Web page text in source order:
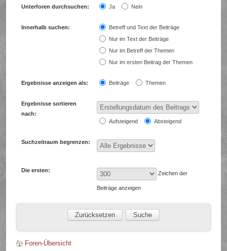
Unterforen durchsuchen: Ja Nein
Innerhalb suchen:
Betreff und Text der Beiträge
Nur im Text der Beiträge
Nur im Betreff der Themen
Nur im ersten Beitrag der Themen
Ergebnisse anzeigen als: Beiträge Themen
Ergebnisse sortieren
nach:
Aufsteigend
Absteigend
Suchzeitraum begrenzen:
Die ersten:
Zeichen der
Beiträge anzeigen
Foren-Übersicht